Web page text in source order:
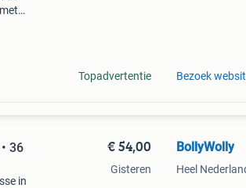
Topadvertentie Bezoek
36
in
€ 54,00
Gisteren
BollyWolly
Heel